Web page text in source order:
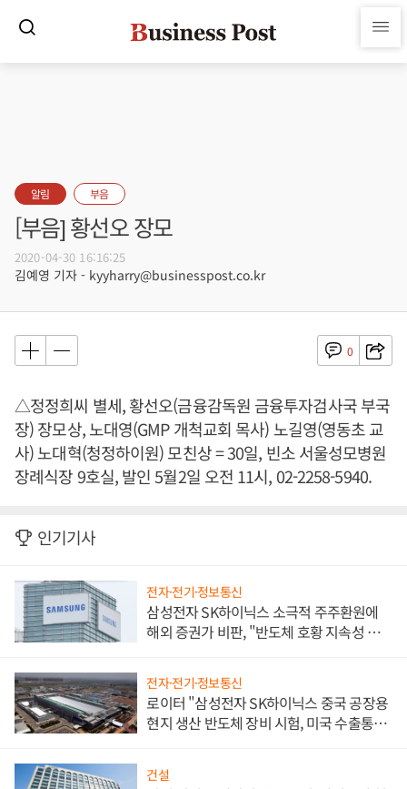
알림 부음
[부음] 황선오 장모
2020-04-30 16:16:25
김예영 기자 - kyyharry@businesspost.co.kr
0
△정정희씨 별세, 황선오(금융감독원 금융투자검사국 부국
장) 장모상, 노대영(GMP 개척교회 목사) 노길영(영동초 교
사) 노대혁(청정하이원) 모친상 = 30일, 빈소 서울성모병원
장례식장 9호실, 발인 5월2일 오전 11시, 02-2258-5940.
인기기사
전자·전기·정보통신
삼성전자 SK하이닉스 소극적 주주환원에
해외 증권가 비판, "반도체 호황 지속성 의
전자·전기·정보통신
로이터 "삼성전자 SK하이닉스 중국 공장용
현지 생산 반도체 장비 시험, 미국 수출통제
건설